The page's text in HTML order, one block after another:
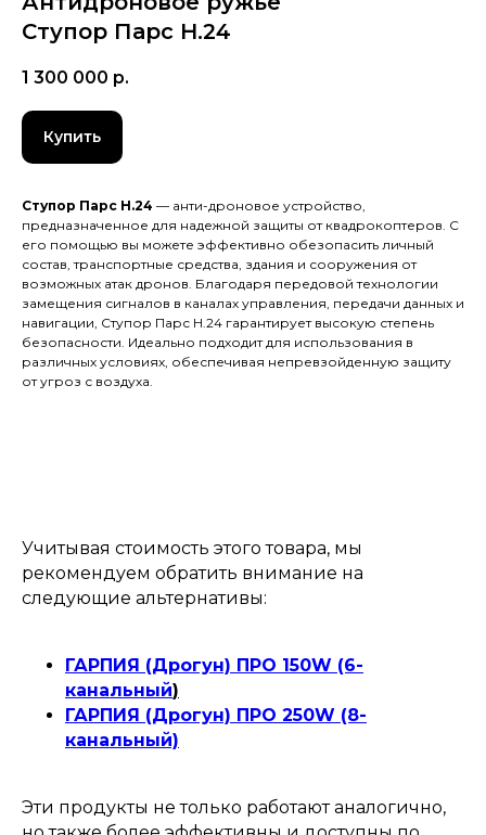
Ступор Парс H.24
1 300 000 р.
Купить
Ступор Парс Н.24 — анти-дроновое устройство,
предназначенное для надежной защиты от квадрокоптеров. С
его помощью вы можете эффективно обезопасить личный
состав, транспортные средства, здания и сооружения от
возможных атак дронов. Благодаря передовой технологии
замещения сигналов в каналах управления, передачи данных и
навигации, Ступор Парс Н.24 гарантирует высокую степень
безопасности. Идеально подходит для использования в
различных условиях, обеспечивая непревзойденную защиту
от угроз с воздуха.
Учитывая стоимость этого товара, мы
рекомендуем обратить внимание на
следующие альтернативы:
ГАРПИЯ (Дрогун) ПРО 150W (6-
канальный)
ГАРПИЯ (Дрогун) ПРО 250W (8-
канальный)
Эти продукты не только работают аналогично,